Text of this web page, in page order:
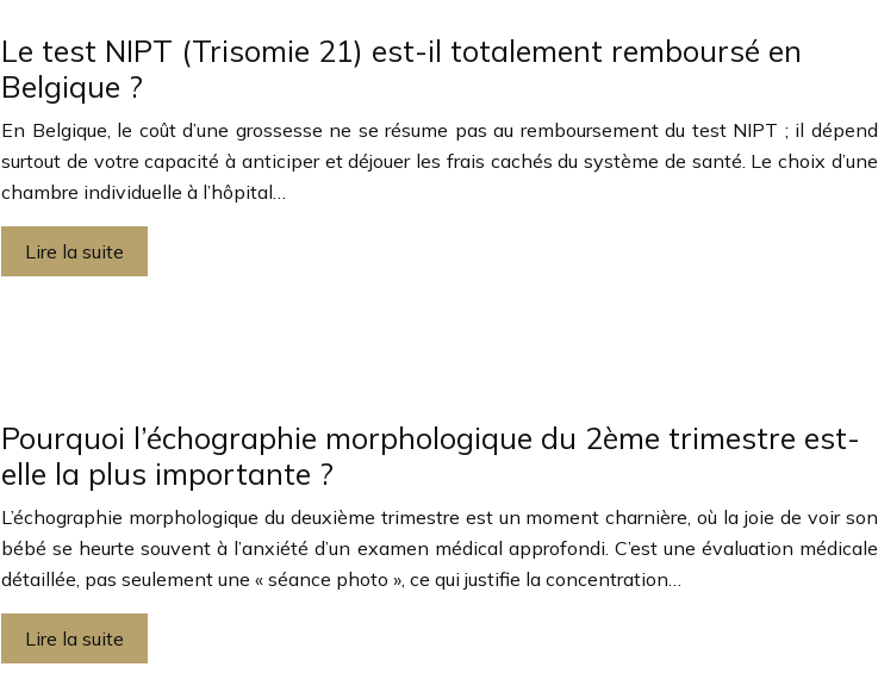
Le test NIPT (Trisomie 21) est-il totalement remboursé en
Belgique ?
En Belgique, le coût d’une grossesse ne se résume pas au remboursement du test NIPT ; il dépend
surtout de votre capacité à anticiper et déjouer les frais cachés du système de santé. Le choix d’une
chambre individuelle à l’hôpital…
Lire la suite
Pourquoi l’échographie morphologique du 2ème trimestre est-
elle la plus importante ?
L’échographie morphologique du deuxième trimestre est un moment charnière, où la joie de voir son
bébé se heurte souvent à l’anxiété d’un examen médical approfondi. C’est une évaluation médicale
détaillée, pas seulement une « séance photo », ce qui justifie la concentration…
Lire la suite